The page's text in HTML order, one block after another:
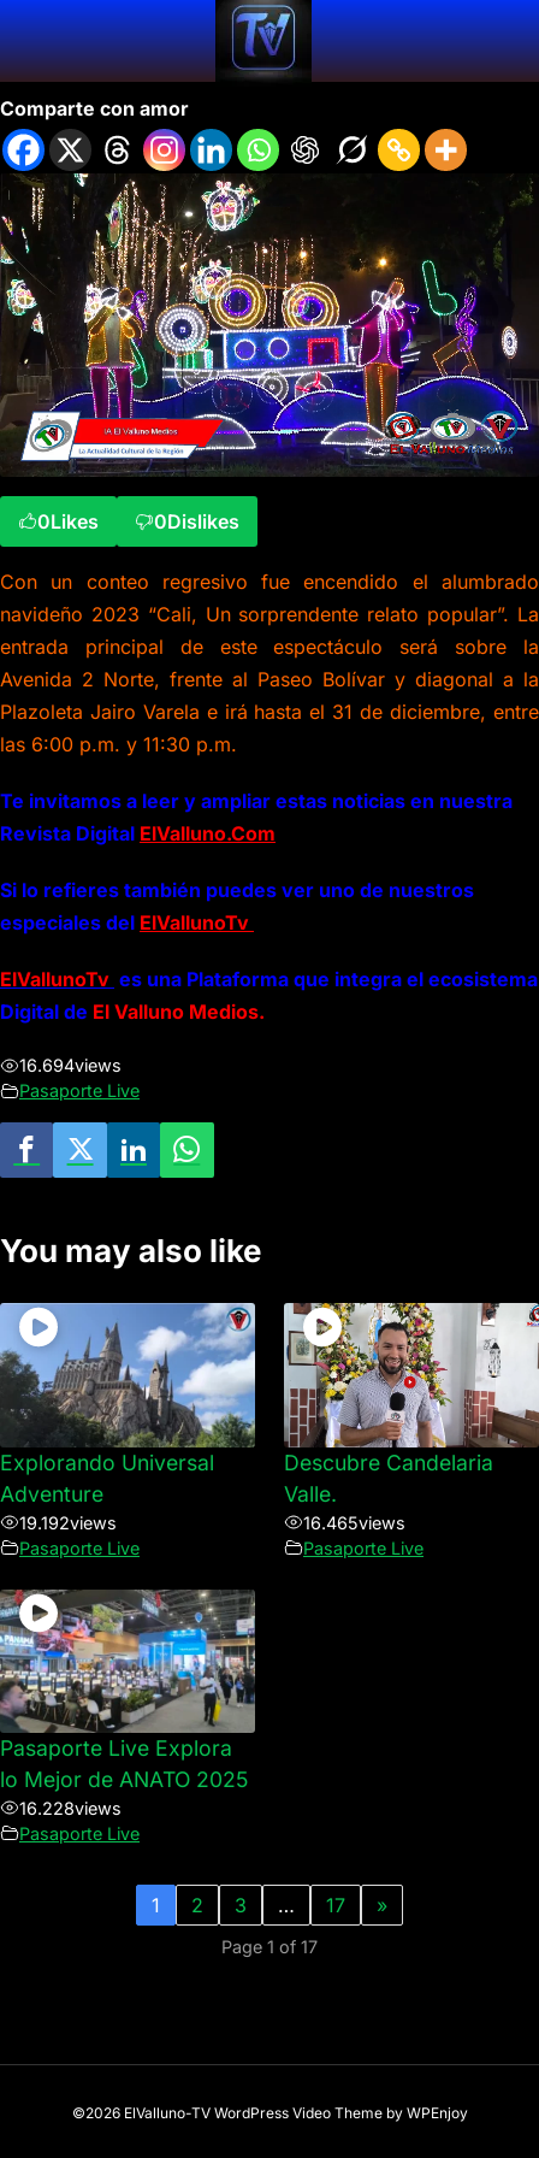
Inauguración Alumbrado Cali.
Comparte con amor
0Likes 0Dislikes
Con un conteo regresivo fue encendido el alumbrado
navideño 2023 “Cali, Un sorprendente relato popular”. La
entrada principal de este espectáculo será sobre la
Avenida 2 Norte, frente al Paseo Bolívar y diagonal a la
Plazoleta Jairo Varela e irá hasta el 31 de diciembre, entre
las 6:00 p.m. y 11:30 p.m.
Te invitamos a leer y ampliar estas noticias en nuestra
Revista Digital ElValluno.Com
Si lo refieres también puedes ver uno de nuestros
especiales del ElVallunoTv
ElVallunoTv es una Plataforma que integra el ecosistema
Digital de El Valluno Medios.
16.694views
Pasaporte Live
You may also like
Explorando Universal
Adventure
19.192views
Pasaporte Live
Descubre Candelaria
Valle.
16.465views
Pasaporte Live
Pasaporte Live Explora
lo Mejor de ANATO 2025
16.228views
Pasaporte Live
1 2 3 … 17 »
Page 1 of 17
©2026 ElValluno-TV WordPress Video Themeby WPEnjoy